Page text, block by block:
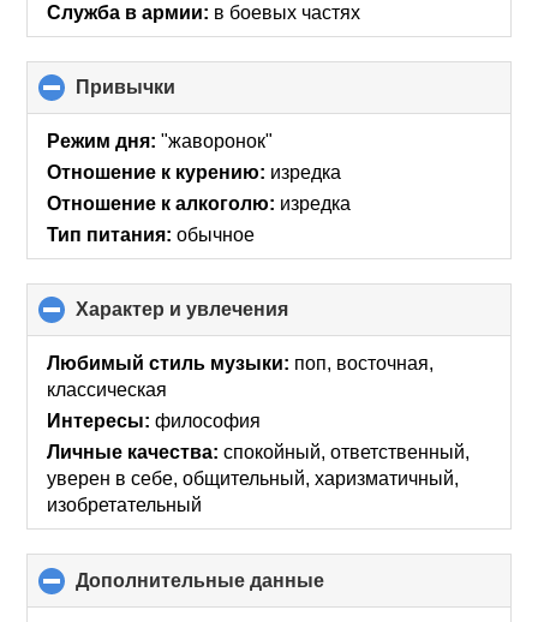
Служба в армии: в боевых частях
Привычки
to
collapse
Режим дня: "жаворонок"
Отношение к курению: изредка
Отношение к алкоголю: изредка
Тип питания: обычное
Характер и увлечения
to
collapse
Любимый стиль музыки: поп, восточная,
классическая
Интересы: философия
Личные качества: спокойный, ответственный,
уверен в себе, общительный, харизматичный,
изобретательный
Дополнительные данные
to